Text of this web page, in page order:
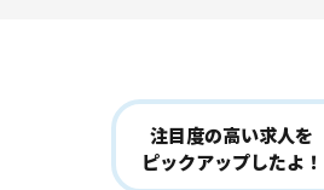
注目度の高い求人を
ピックアップしたよ！